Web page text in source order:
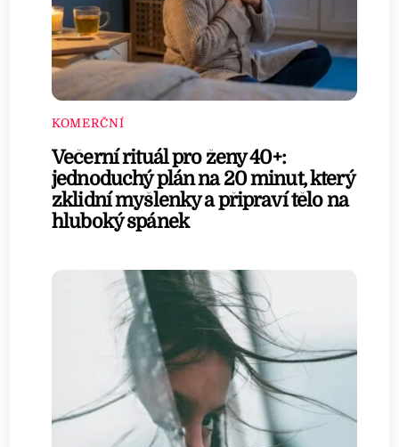
KOMERČNÍ
Večerní rituál pro ženy 40+:
jednoduchý plán na 20 minut, který
zklidní myšlenky a připraví tělo na
hluboký spánek